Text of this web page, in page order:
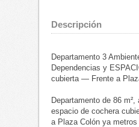
Descripción
Departamento 3
Dependencias y
cubierta — Frente a
Departamento de 86
espacio de cochera
a Plaza Colón ya